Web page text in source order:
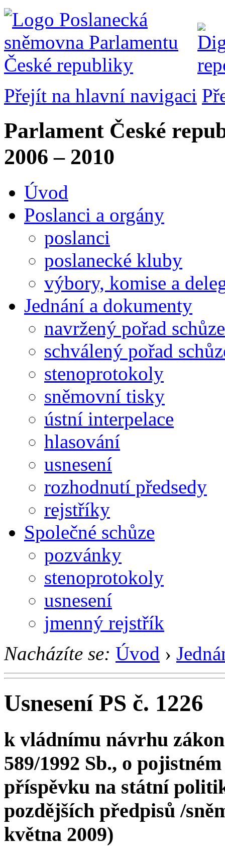
Přejít na hlavní navigaci
Parlament České
2006 – 2010
Úvod
Poslanci a orgány
poslanci
poslanecké kluby
výbory, komise a
Jednání a dokumenty
navržený pořad schůze
schválený pořad
stenoprotokoly
sněmovní tisky
ústní interpelace
hlasování
usnesení
rozhodnutí předsedy
rejstříky
Společné schůze
pozvánky
stenoprotokoly
usnesení
jmenný rejstřík
Nacházíte se: Úvod ›
Usnesení PS č. 1226
k vládnímu návrhu
589/1992 Sb., o
příspěvku na státní
pozdějších předpisů /
května 2009)